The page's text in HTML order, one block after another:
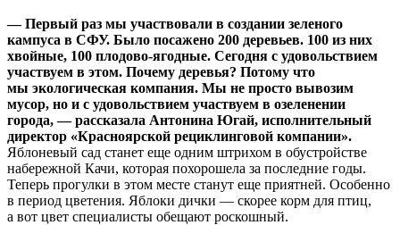
— Первый раз мы участвовали в создании зеленого
кампуса в СФУ. Было посажено 200 деревьев. 100 из них
хвойные, 100 плодово-ягодные. Сегодня с удовольствием
участвуем в этом. Почему деревья? Потому что
мы экологическая компания. Мы не просто вывозим
мусор, но и с удовольствием участвуем в озеленении
города, — рассказала Антонина Югай, исполнительный
директор «Красноярской рециклинговой компании».
Яблоневый сад станет еще одним штрихом в обустройстве
набережной Качи, которая похорошела за последние годы.
Теперь прогулки в этом месте станут еще приятней. Особенно
в период цветения. Яблоки дички — скорее корм для птиц,
а вот цвет специалисты обещают роскошный.